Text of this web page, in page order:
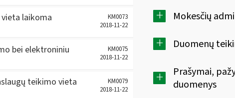
+ Mokesčių
+ Duomenų
+
Prašymai,
duomenys
laikoma
KM0073
2018-11-22
bei elektroniniu
KM0075
2018-11-22
teikimo vieta
KM0079
2018-11-22